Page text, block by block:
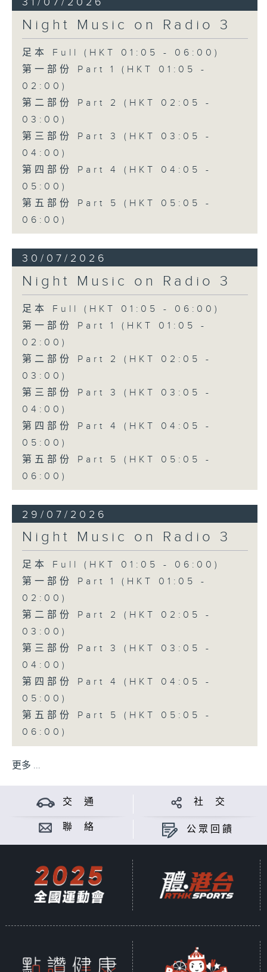
Night Music on Radio 3
足本 Full (HKT 01:05 - 06:00)
第一部份 Part 1 (HKT 01:05 -
02:00)
第二部份 Part 2 (HKT 02:05 -
03:00)
第三部份 Part 3 (HKT 03:05 -
04:00)
第四部份 Part 4 (HKT 04:05 -
05:00)
第五部份 Part 5 (HKT 05:05 -
06:00)
30/07/2026
Night Music on Radio 3
足本 Full (HKT 01:05 - 06:00)
第一部份 Part 1 (HKT 01:05 -
02:00)
第二部份 Part 2 (HKT 02:05 -
03:00)
第三部份 Part 3 (HKT 03:05 -
04:00)
第四部份 Part 4 (HKT 04:05 -
05:00)
第五部份 Part 5 (HKT 05:05 -
06:00)
29/07/2026
Night Music on Radio 3
足本 Full (HKT 01:05 - 06:00)
第一部份 Part 1 (HKT 01:05 -
02:00)
第二部份 Part 2 (HKT 02:05 -
03:00)
第三部份 Part 3 (HKT 03:05 -
04:00)
第四部份 Part 4 (HKT 04:05 -
05:00)
第五部份 Part 5 (HKT 05:05 -
06:00)
更多 ...
交 通 社 交
聯 絡 公眾回饋